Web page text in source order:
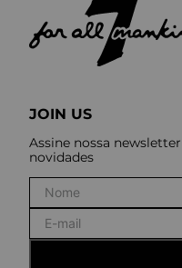
JOIN US
Assine nossa
novidades